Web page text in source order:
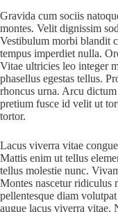
Gravida cum sociis
montes. Velit dignissim
Vestibulum morbi blandit
tempus imperdiet nulla.
Vitae ultricies leo integer
phasellus egestas tellus.
rhoncus urna. Arcu
pretium fusce id velit ut
tortor.
Lacus viverra vitae
Mattis enim ut tellus
tellus molestie nunc.
Montes nascetur ridiculus
pellentesque diam
augue lacus viverra vitae.